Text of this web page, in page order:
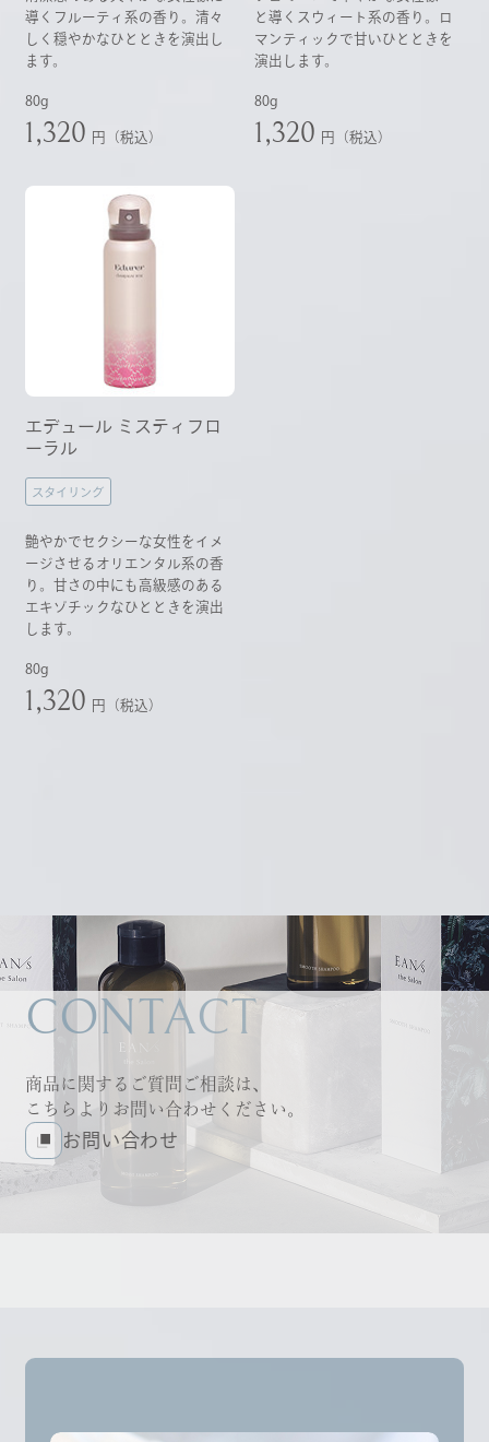
導くフルーティ系の香り。清々
しく穏やかなひとときを演出し
ます。
80g
1,320 円（税込）
と導くスウィート系の香り。ロ
マンティックで甘いひとときを
演出します。
80g
1,320 円（税込）
エデュール ミスティフロ
ーラル
スタイリング
艶やかでセクシーな女性をイメ
ージさせるオリエンタル系の香
り。甘さの中にも高級感のある
エキゾチックなひとときを演出
します。
80g
1,320 円（税込）
CONTACT
商品に関するご質問ご相談は、
こちらよりお問い合わせください。
お問い合わせ